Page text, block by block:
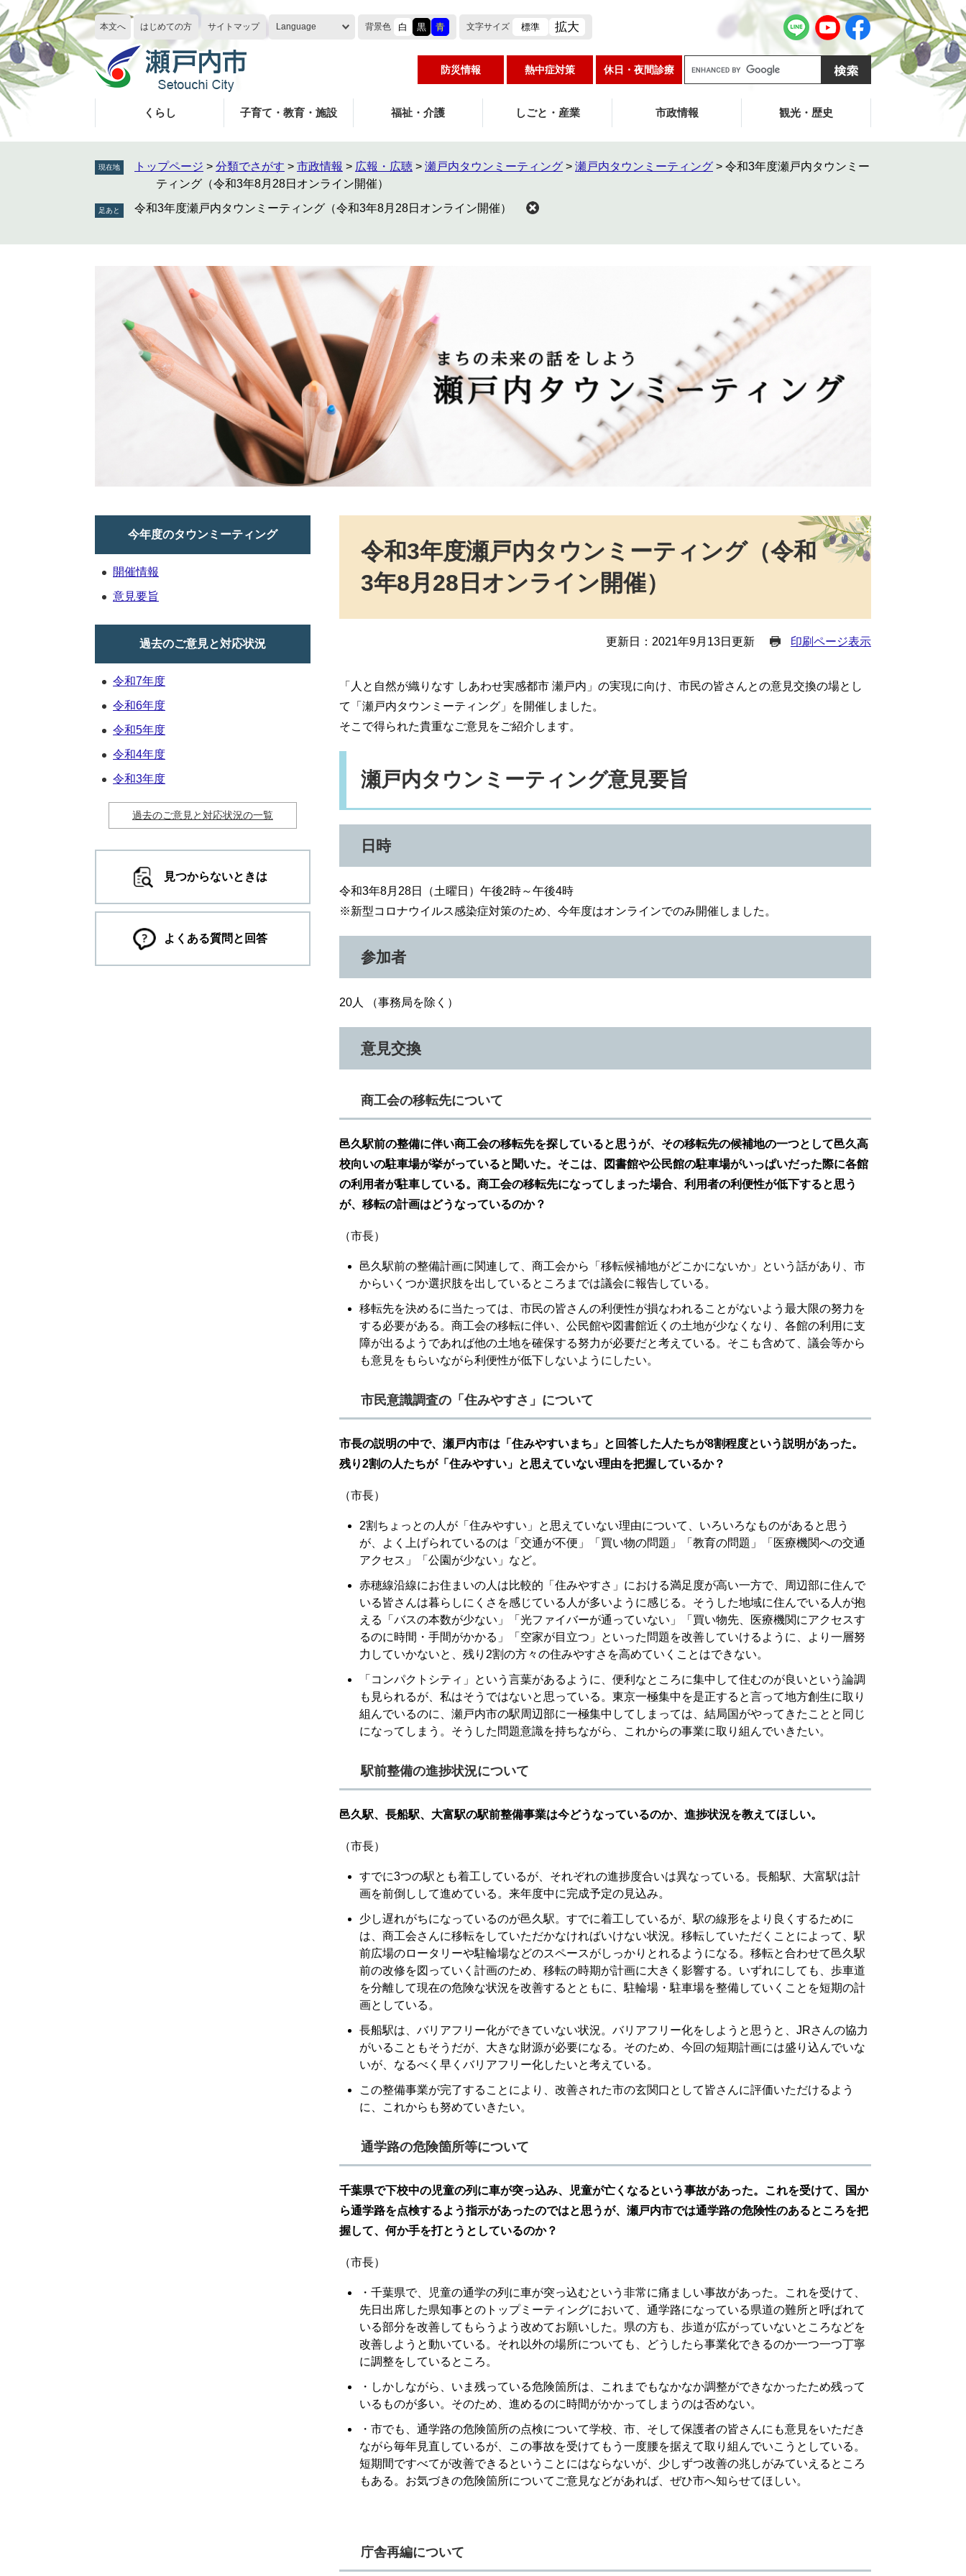
ペ
ー
ジ
の
先
頭
で
す
メ
ニ
ュ
ー
を
飛
ば
し
本文へ はじめての方 サイトマップ Language 背景色 白 黒 青 文字サイズ 標準 拡大
防災情報 熱中症対策 休日・夜間診療
g
e
ス
くらし 子育て・教育・施設 福祉・介護 しごと・産業 市政情報 観光・歴史
現在地 トップページ > 分類でさがす > 市政情報 > 広報・広聴 > 瀬戸内タウンミーティング > 瀬戸内タウンミーティング > 令和3年度瀬戸内タウンミー
ティング（令和3年8月28日オンライン開催）
令和3年度瀬戸内タウンミーティング（令和3年8月28日オンライン開催）
令和3年度瀬戸内タウンミーティング（令和
3年8月28日オンライン開催）
更新日：2021年9月13日更新 印刷ページ表示
「人と自然が織りなす しあわせ実感都市 瀬戸内」の実現に向け、市民の皆さんとの意見交換の場とし
て「瀬戸内タウンミーティング」を開催しました。
そこで得られた貴重なご意見をご紹介します。
瀬戸内タウンミーティング意見要旨
日時
令和3年8月28日（土曜日）午後2時～午後4時
※新型コロナウイルス感染症対策のため、今年度はオンラインでのみ開催しました。
参加者
20人 （事務局を除く）
意見交換
商工会の移転先について
邑久駅前の整備に伴い商工会の移転先を探していると思うが、その移転先の候補地の一つとして邑久高
校向いの駐車場が挙がっていると聞いた。そこは、図書館や公民館の駐車場がいっぱいだった際に各館
の利用者が駐車している。商工会の移転先になってしまった場合、利用者の利便性が低下すると思う
が、移転の計画はどうなっているのか？
（市長）
邑久駅前の整備計画に関連して、商工会から「移転候補地がどこかにないか」という話があり、市
からいくつか選択肢を出しているところまでは議会に報告している。
移転先を決めるに当たっては、市民の皆さんの利便性が損なわれることがないよう最大限の努力を
する必要がある。商工会の移転に伴い、公民館や図書館近くの土地が少なくなり、各館の利用に支
障が出るようであれば他の土地を確保する努力が必要だと考えている。そこも含めて、議会等から
も意見をもらいながら利便性が低下しないようにしたい。
市民意識調査の「住みやすさ」について
市長の説明の中で、瀬戸内市は「住みやすいまち」と回答した人たちが8割程度という説明があった。
残り2割の人たちが「住みやすい」と思えていない理由を把握しているか？
（市長）
2割ちょっとの人が「住みやすい」と思えていない理由について、いろいろなものがあると思う
が、よく上げられているのは「交通が不便」「買い物の問題」「教育の問題」「医療機関への交通
アクセス」「公園が少ない」など。
赤穂線沿線にお住まいの人は比較的「住みやすさ」における満足度が高い一方で、周辺部に住んで
いる皆さんは暮らしにくさを感じている人が多いように感じる。そうした地域に住んでいる人が抱
える「バスの本数が少ない」「光ファイバーが通っていない」「買い物先、医療機関にアクセスす
るのに時間・手間がかかる」「空家が目立つ」といった問題を改善していけるように、より一層努
力していかないと、残り2割の方々の住みやすさを高めていくことはできない。
「コンパクトシティ」という言葉があるように、便利なところに集中して住むのが良いという論調
も見られるが、私はそうではないと思っている。東京一極集中を是正すると言って地方創生に取り
組んでいるのに、瀬戸内市の駅周辺部に一極集中してしまっては、結局国がやってきたことと同じ
になってしまう。そうした問題意識を持ちながら、これからの事業に取り組んでいきたい。
駅前整備の進捗状況について
邑久駅、長船駅、大富駅の駅前整備事業は今どうなっているのか、進捗状況を教えてほしい。
（市長）
すでに3つの駅とも着工しているが、それぞれの進捗度合いは異なっている。長船駅、大富駅は計
画を前倒しして進めている。来年度中に完成予定の見込み。
少し遅れがちになっているのが邑久駅。すでに着工しているが、駅の線形をより良くするために
は、商工会さんに移転をしていただかなければいけない状況。移転していただくことによって、駅
前広場のロータリーや駐輪場などのスペースがしっかりとれるようになる。移転と合わせて邑久駅
前の改修を図っていく計画のため、移転の時期が計画に大きく影響する。いずれにしても、歩車道
を分離して現在の危険な状況を改善するとともに、駐輪場・駐車場を整備していくことを短期の計
画としている。
長船駅は、バリアフリー化ができていない状況。バリアフリー化をしようと思うと、JRさんの協力
がいることもそうだが、大きな財源が必要になる。そのため、今回の短期計画には盛り込んでいな
いが、なるべく早くバリアフリー化したいと考えている。
この整備事業が完了することにより、改善された市の玄関口として皆さんに評価いただけるよう
に、これからも努めていきたい。
通学路の危険箇所等について
千葉県で下校中の児童の列に車が突っ込み、児童が亡くなるという事故があった。これを受けて、国か
ら通学路を点検するよう指示があったのではと思うが、瀬戸内市では通学路の危険性のあるところを把
握して、何か手を打とうとしているのか？
（市長）
・千葉県で、児童の通学の列に車が突っ込むという非常に痛ましい事故があった。これを受けて、
先日出席した県知事とのトップミーティングにおいて、通学路になっている県道の難所と呼ばれて
いる部分を改善してもらうよう改めてお願いした。県の方も、歩道が広がっていないところなどを
改善しようと動いている。それ以外の場所についても、どうしたら事業化できるのか一つ一つ丁寧
に調整をしているところ。
・しかしながら、いま残っている危険箇所は、これまでもなかなか調整ができなかったため残って
いるものが多い。そのため、進めるのに時間がかかってしまうのは否めない。
・市でも、通学路の危険箇所の点検について学校、市、そして保護者の皆さんにも意見をいただき
ながら毎年見直しているが、この事故を受けてもう一度腰を据えて取り組んでいこうとしている。
短期間ですべてが改善できるということにはならないが、少しずつ改善の兆しがみていえるところ
もある。お気づきの危険箇所についてご意見などがあれば、ぜひ市へ知らせてほしい。
庁舎再編について
今年度のタウンミーティング
開催情報
意見要旨
過去のご意見と対応状況
令和7年度
令和6年度
令和5年度
令和4年度
令和3年度
過去のご意見と対応状況の一覧
見つからないときは
よくある質問と回答